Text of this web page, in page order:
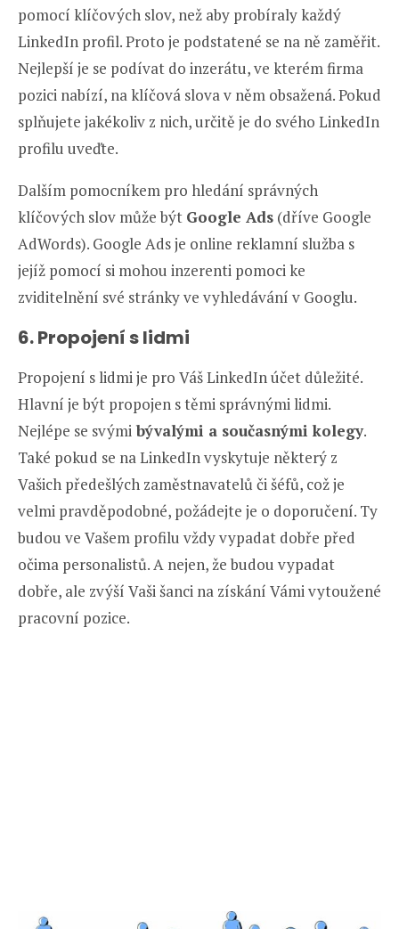
pomocí klíčových slov, než aby probíraly každý
LinkedIn profil. Proto je podstatené se na ně zaměřit.
Nejlepší je se podívat do inzerátu, ve kterém firma
pozici nabízí, na klíčová slova v něm obsažená. Pokud
splňujete jakékoliv z nich, určitě je do svého LinkedIn
profilu uveďte.
Dalším pomocníkem pro hledání správných
klíčových slov může být Google Ads (dříve Google
AdWords). Google Ads je online reklamní služba s
jejíž pomocí si mohou inzerenti pomoci ke
zviditelnění své stránky ve vyhledávání v Googlu.
6. Propojení s lidmi
Propojení s lidmi je pro Váš LinkedIn účet důležité.
Hlavní je být propojen s těmi správnými lidmi.
Nejlépe se svými bývalými a současnými kolegy.
Také pokud se na LinkedIn vyskytuje některý z
Vašich předešlých zaměstnavatelů či šéfů, což je
velmi pravděpodobné, požádejte je o doporučení. Ty
budou ve Vašem profilu vždy vypadat dobře před
očima personalistů. A nejen, že budou vypadat
dobře, ale zvýší Vaši šanci na získání Vámi vytoužené
pracovní pozice.